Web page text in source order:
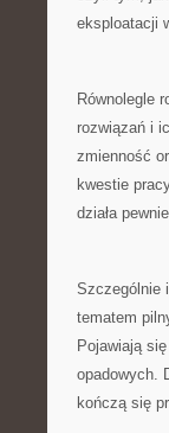
eksploatacji
Równolegle
rozwiązań i
zmienność
kwestie
działa
Szczególnie
tematem
Pojawiają
opadowych.
kończą się